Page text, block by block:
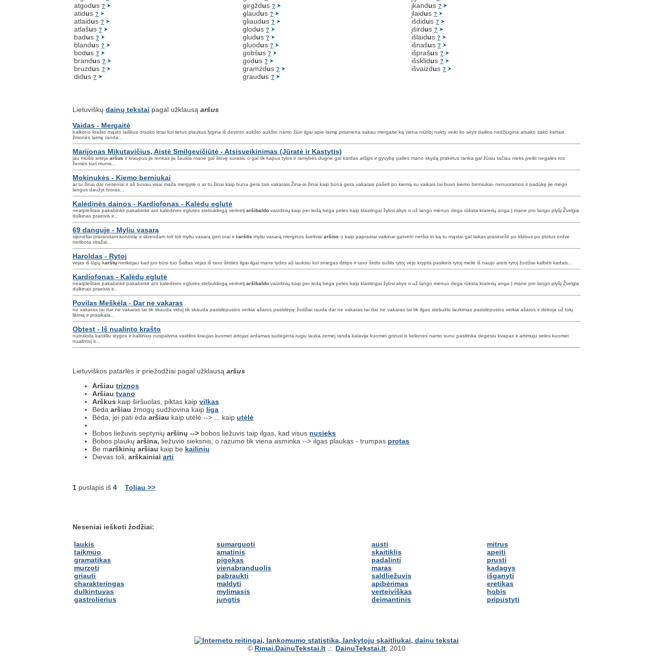
atgodus?
atidus?
atlaidus?
atlašus?
badus?
blandus?
bodus?
brandus?
bruzdus?
didus?
girgždus?
glaudus?
gliaudus?
glodus?
gludus?
gluodus?
gobšus?
godus?
gramzdus?
graudus?
įkandus?
įlaidus?
išdidus?
įširdus?
išlaidus?
išnašus?
išprašus?
išsklidus?
išvaizdus?
Lietuviškųdainų tekstai pagal užklausąaršus
Vaidas - Mergaitė
balkono krašto mąsto laiškus drasko lėtai kol lietus plaukus lygina iš devinto aukšto aukšto namo žiūri ilgai apie laimę prisimena sakau mergaite ką viena niūrioj nakty veiki ko akys dailios nedžiugina atsako sako kartais
žmonės laimę randa...
Marijonas Mikutavičius, Aistė Smilgevičiūtė - Atsisveikinimas (Jūratė ir Kastytis)
jau mūšis artėjaaršus ir kraupus jis renkas jis šaukia mane gal šlovę surasiu o gal tik kapus tylos ir ramybės dugne gal kardas atšips ir gyvybę palies mano skydą prakirtus ranka gal žūsiu tačiau nieks įveikt negalės tos
žemės kuri mums...
Mokinukės - Kiemo berniukai
ar tu žinai dar neseniai ir aš buvau visai maža mergytė o ar tu žinai kaip buna gera tais vakarais Žina-ai žinai kaip būna gera vakarais pašėlt po kiemą su vaikais tai buvo kiemo berniukai- nenuoramos ir padūkę jie mėgo
langus daužyt tvoras...
Kalėdinės dainos - Kardiofonas - Kalėdų eglutė
neatplėštais pakabinkit pakabinkit ant kalėdinės eglutės stebuklingą vėrinėlįaršibaldo vaizdinių kaip per ledą bėga pelės kaip klastingai žybsi akys o už lango mėnuo dega rūksta kraterių anga Į mane pro lango plyšį Žvelgia
dulkinas praeivis ir...
69 danguje - Myliu vasarą
sijonėliai prarandam kontrolę ir skrendam toli toli myliu vasarą geri orai ir karštis myliu vasarą merginos švelniaiaršios o kaip paprastai vaikinai gatvėm neršia ei ką tu mąstai gal laikas prasinešti po klubus po plotus erdvė
neribota viražai...
Haroldas - Rytoj
vėjas iš lūpų karštų netikėjau kad juo būsi tuo Šaltas vėjas iš tavo širdies ilgai ilgai mane lydės aš lauksiu kol sniegas ištirps ir tavo širdis sušils rytoj vėjo kryptis pasikeis rytoj meilė iš naujo ateis rytoj žodžiai kalbėti kadais...
Kardiofonas - Kalėdų eglutė
neatplėštais pakabinkit pakabinkit ant kalėdinės eglutės stebuklingą vėrinėlįaršibaldo vaizdinių kaip per ledą bėga pelės kaip klastingai žybsi akys o už lango mėnuo dega rūksta kraterių anga Į mane pro lango plyšį Žvelgia
dulkinas praeivis ir...
Povilas Meškėla - Dar ne vakaras
ne vakaras tai dar ne vakaras tai tik skauda viduj tik skauda pasislėpusios verkia ašaros pasislėpę žodžiai rauda dar ne vakaras tai dar ne vakaras tai tik ilgas stebuklo laukimas pasislėpusios verkia ašaros ir dėkoja už tokį
likimą ir prasikala...
Obtest - Iš nualinto krašto
nutruksta kankliu stygos ir baltinius nuspalvina vaidilos kraujas kuomet artojas ardamas sudeginta rugiu lauka zemej randa kalavija kuomet grizusi is keliones namo sunu pasitinka degesiu kvapas ir artimuju veles kuomet
nualintoj ir...
Lietuviškos patarlės ir priežodžiai pagal užklausąaršus
Aršiau triznos
Aršiau tvano
Arškus kaip širšuolas, piktas kaipvilkas
Bėdaaršiau žmogų sudžiovina kaip liga
Bėda, jei pati ėdaaršiau kaip utėlė --> ... kaiputėlė
Bobos liežuvis septyniųaršinų --> bobos liežuvis taip ilgas, kad visus nusieks
Bobos plaukųaršina, liežuvio sieksnis, o razumo tik viena asminka --> ilgas plaukas - trumpas protas
Be marškinių aršiau kaip be kailinių
Dievas toli,arškainiai arti
1 puslapis iš4 Toliau >>
Neseniai ieškoti žodžiai:
laukis
taikmuo
gramatikas
murzoti
griauti
charakteringas
dulkintuvas
gastrolierius
sumarguoti
amatinis
pigokas
vienabranduolis
pabraukti
maldyti
mylimasis
jungtis
austi
skaitiklis
padalinti
maras
saldliežuvis
apibėrimas
verteiviškas
deimantinis
mitrus
apeiti
prusti
kadagys
išganyti
eretikas
hobis
pripustyti
© Rimai.DainuTekstai.lt .:. DainuTekstai.lt , 2010